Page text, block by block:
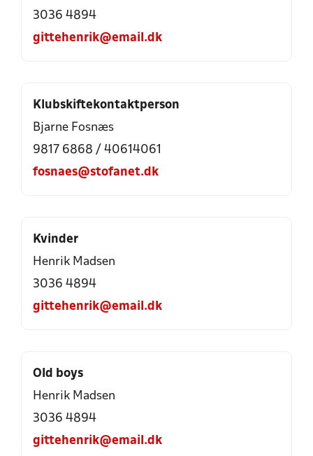
3036 4894
gittehenrik@email.dk
Klubskiftekontaktperson
Bjarne Fosnæs
9817 6868 / 40614061
fosnaes@stofanet.dk
Kvinder
Henrik Madsen
3036 4894
gittehenrik@email.dk
Old boys
Henrik Madsen
3036 4894
gittehenrik@email.dk